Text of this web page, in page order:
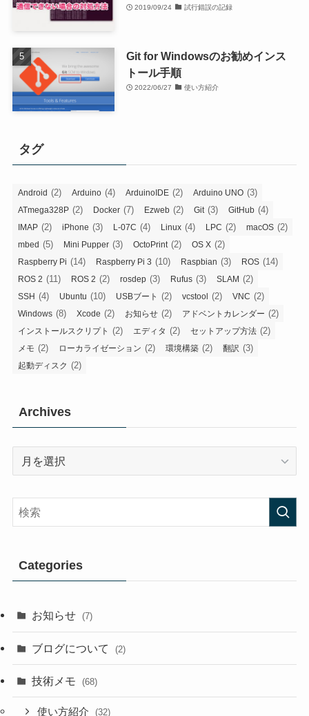
2019/09/24 試行錯誤の記録
Git for Windowsのお勧めインス
トール手順
2022/06/27 使い方紹介
タグ
Android (2) Arduino (4) ArduinoIDE (2) Arduino UNO (3)
ATmega328P (2) Docker (7) Ezweb (2) Git(3) GitHub (4)
IMAP (2) iPhone (3) L-07C (4) Linux (4) LPC (2) macOS (2)
mbed (5) Mini Pupper (3) OctoPrint(2) OS X (2)
Raspberry Pi (14) Raspberry Pi 3 (10) Raspbian (3) ROS (14)
ROS 2 (11) ROS 2 (2) rosdep (3) Rufus (3) SLAM (2)
SSH (4) Ubuntu (10) USBブート (2) vcstool (2) VNC (2)
Windows (8) Xcode (2) お知らせ (2) アドベントカレンダー (2)
インストールスクリプト (2) エディタ (2) セットアップ方法 (2)
メモ (2) ローカライゼーション (2) 環境構築 (2) 翻訳 (3)
起動ディスク (2)
Archives
Archives
Categories
お知らせ (7)
ブログについて (2)
技術メモ (68)
使い方紹介 (32)